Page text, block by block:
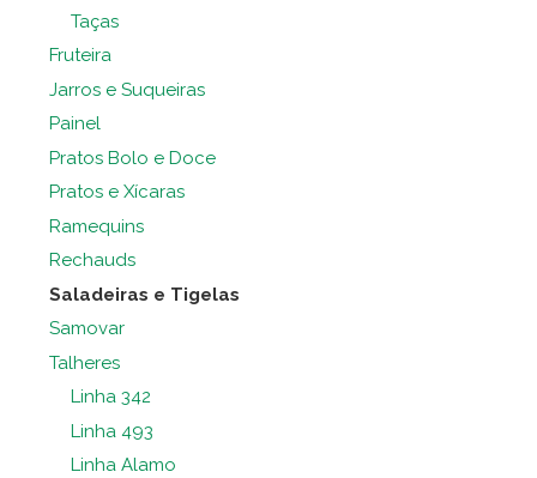
Taças
Fruteira
Jarros e Suqueiras
Painel
Pratos Bolo e Doce
Pratos e Xícaras
Ramequins
Rechauds
Saladeiras e Tigelas
Samovar
Talheres
Linha 342
Linha 493
Linha Alamo